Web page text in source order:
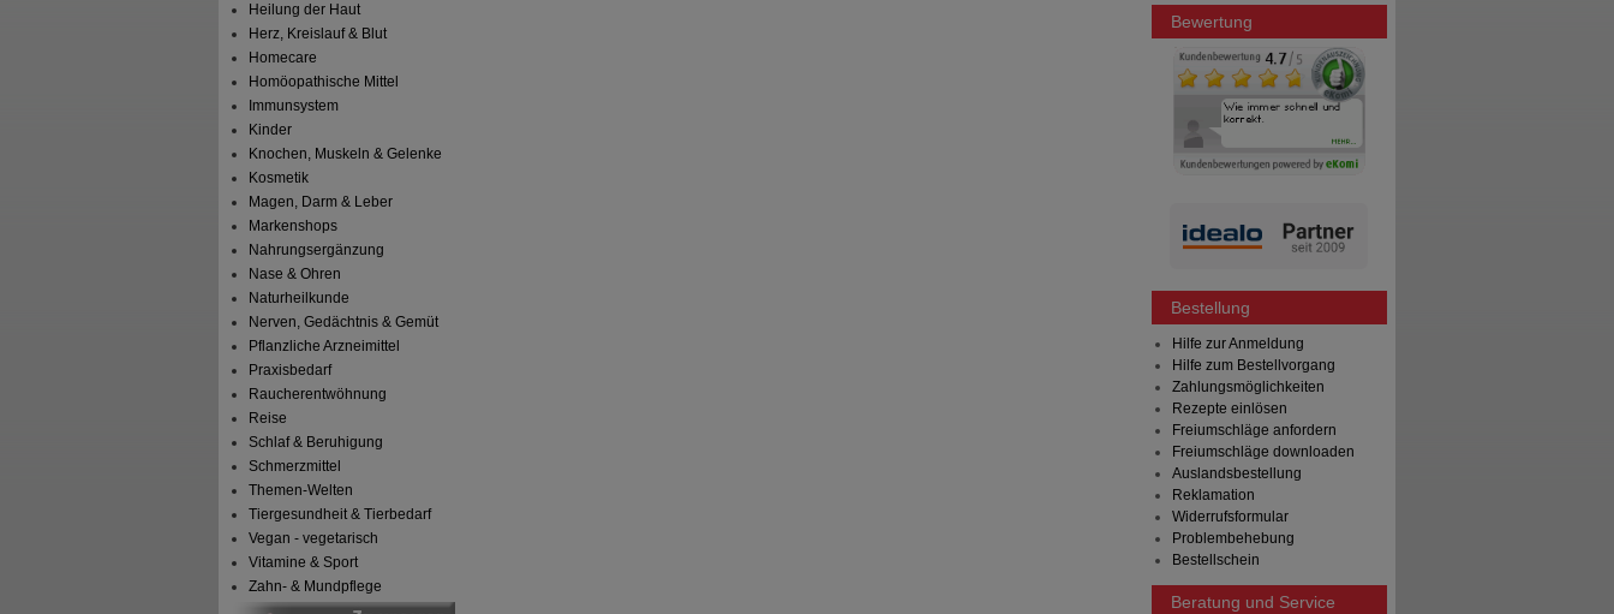
Heilung der Haut
Herz, Kreislauf & Blut
Homecare
Homöopathische Mittel
Immunsystem
Kinder
Knochen, Muskeln & Gelenke
Kosmetik
Magen, Darm & Leber
Markenshops
Nahrungsergänzung
Nase & Ohren
Naturheilkunde
Nerven, Gedächtnis & Gemüt
Pflanzliche Arzneimittel
Praxisbedarf
Raucherentwöhnung
Reise
Schlaf & Beruhigung
Schmerzmittel
Themen-Welten
Tiergesundheit & Tierbedarf
Vegan - vegetarisch
Vitamine & Sport
Zahn- & Mundpflege
Bewertung
Bestellung
Hilfe zur Anmeldung
Hilfe zum Bestellvorgang
Zahlungsmöglichkeiten
Rezepte einlösen
Freiumschläge anfordern
Freiumschläge downloaden
Auslandsbestellung
Reklamation
Widerrufsformular
Problembehebung
Bestellschein
Beratung und Service